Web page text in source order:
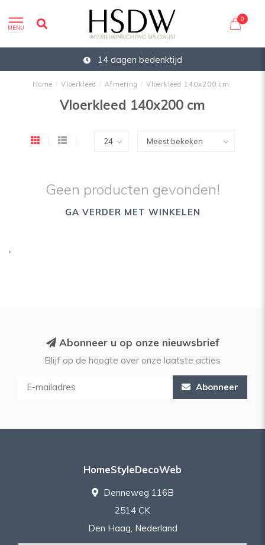
MENU
0
14 dagen bedenktijd
Home / Vloerkleed / Afmeting / Vloerkleed 140x200 cm
Vloerkleed 140x200 cm
Geen producten gevonden!
GA VERDER MET WINKELEN
'
Abonneer u op onze nieuwsbrief
Blijf op de hoogte over onze laatste acties
Abonneer
HomeStyleDecoWeb
Denneweg 116B
2514 CK
Den Haag, Nederland